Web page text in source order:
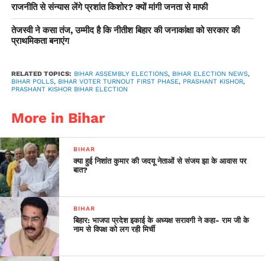
राजनीति से संन्यास लेंगे प्रशांत किशोर? क्यों मांगी जनता से माफी
तेजस्वी ने कसा तंज, उम्मीद है कि नीतीश बिहार की जनाकांक्षा को सरकार की
प्राथमिकता बनाएंग
RELATED TOPICS: BIHAR ASSEMBLY ELECTIONS, BIHAR ELECTION NEWS,
BIHAR POLLS, BIHAR VOTER TURNOUT FIRST PHASE, PRASHANT KISHOR,
PRASHANT KISHOR BIHAR ELECTION
More in Bihar
BIHAR
क्या हुई निशांत कुमार की जदयू नेताओं से संजय झा के आवास पर
बात?
BIHAR
बिहार: भाजपा प्रदेश इकाई के अध्यक्ष सरावगी ने कहा- राम जी के
नाम से विपक्ष को लग रही मिर्ची